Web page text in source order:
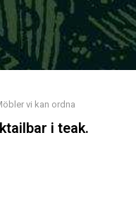
vi kan ordna
i teak.